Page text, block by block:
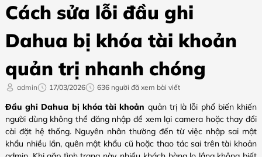
Cách sửa lỗi đầu ghi
Dahua bị khóa tài khoản
quản trị nhanh chóng
admin 17/03/2026 636 người đã xem bài viết
Đầu ghi Dahua bị khóa tài khoản quản trị là lỗi phổ biến khiến
người dùng không thể đăng nhập để xem lại camera hoặc thay đổi
cài đặt hệ thống. Nguyên nhân thường đến từ việc nhập sai mật
khẩu nhiều lần, quên mật khẩu cũ hoặc thao tác sai trên tài khoản